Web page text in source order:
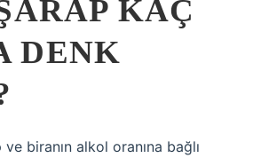
KAÇ
DENK
biranın alkol oranına bağlı